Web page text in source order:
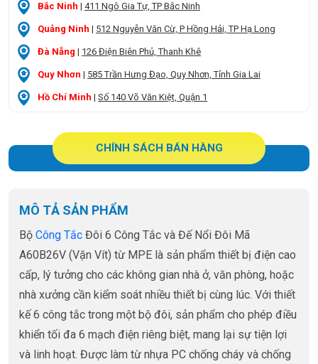
Bắc Ninh | 411 Ngô Gia Tự, TP Bắc Ninh
Quảng Ninh | 512 Nguyễn Văn Cừ, P Hồng Hải, TP Hạ Long
Đà Nẵng | 126 Điện Biên Phủ, Thanh Khê
Quy Nhơn | 585 Trần Hưng Đạo, Quy Nhơn, Tỉnh Gia Lai
Hồ Chí Minh | Số 140 Võ Văn Kiệt, Quận 1
CHÍNH SÁCH BÁN HÀNG
MÔ TẢ SẢN PHẨM
Bộ Công Tắc Đôi 6 Công Tắc và Đế Nổi Đôi Mã
A60B26V (Vặn Vít) từ MPE là sản phẩm thiết bị điện cao
cấp, lý tưởng cho các không gian nhà ở, văn phòng, hoặc
nhà xưởng cần kiểm soát nhiều thiết bị cùng lúc. Với thiết
kế 6 công tắc trong một bộ đôi, sản phẩm cho phép điều
khiển tối đa 6 mạch điện riêng biệt, mang lại sự tiện lợi
và linh hoạt. Được làm từ nhựa PC chống cháy và chống